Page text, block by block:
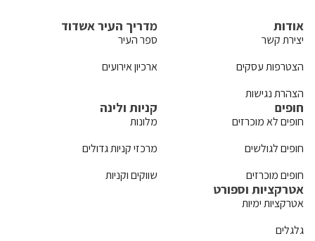
אודות
יצירת קשר
הצטרפות עסקים
הצהרת נגישות
מדריך העיר אשדוד
ספר העיר
ארכיון אירועים
חופים
חופים לא מוכרזים
חופים לגולשים
חופים מוכרזים
קניות ולינה
מלונות
מרכזי קניות גדולים
שווקים וקניות
אטרקציות וספורט
אטרקציות ימיות
גלגלים